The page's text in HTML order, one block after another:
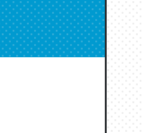
も読める人は原文